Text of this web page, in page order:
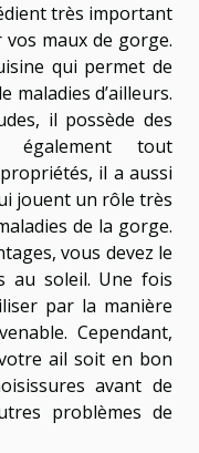
très important
maux de gorge.
qui permet de
maladies d’ailleurs.
il possède des
également tout
il a aussi
jouent un rôle très
de la gorge.
vous devez le
au soleil. Une fois
par la manière
Cependant,
ail soit en bon
avant de
problèmes de